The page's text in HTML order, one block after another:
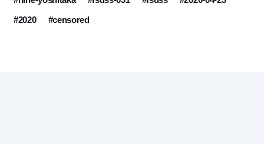
#2020
#censored